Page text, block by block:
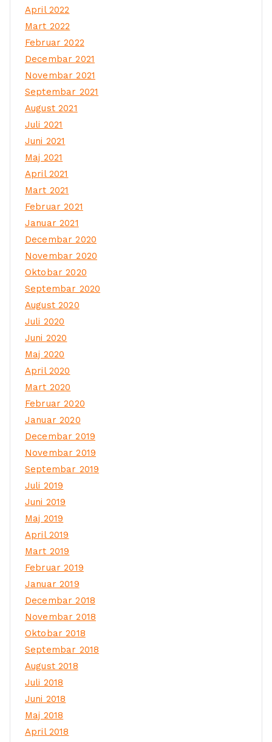
April 2022
Mart 2022
Februar 2022
Decembar 2021
Novembar 2021
Septembar 2021
August 2021
Juli 2021
Juni 2021
Maj 2021
April 2021
Mart 2021
Februar 2021
Januar 2021
Decembar 2020
Novembar 2020
Oktobar 2020
Septembar 2020
August 2020
Juli 2020
Juni 2020
Maj 2020
April 2020
Mart 2020
Februar 2020
Januar 2020
Decembar 2019
Novembar 2019
Septembar 2019
Juli 2019
Juni 2019
Maj 2019
April 2019
Mart 2019
Februar 2019
Januar 2019
Decembar 2018
Novembar 2018
Oktobar 2018
Septembar 2018
August 2018
Juli 2018
Juni 2018
Maj 2018
April 2018